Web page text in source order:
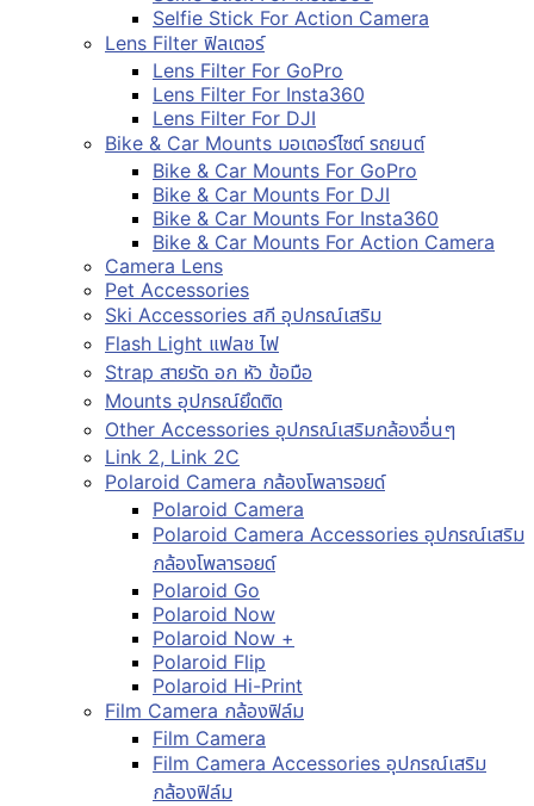
Selfie Stick For Action Camera
Lens Filter ฟิลเตอร์
Lens Filter For GoPro
Lens Filter For Insta360
Lens Filter For DJI
Bike & Car Mounts มอเตอร์ไซต์ รถยนต์
Bike & Car Mounts For GoPro
Bike & Car Mounts For DJI
Bike & Car Mounts For Insta360
Bike & Car Mounts For Action Camera
Camera Lens
Pet Accessories
Ski Accessories สกี อุปกรณ์เสริม
Flash Light แฟลช ไฟ
Strap สายรัด อก หัว ข้อมือ
Mounts อุปกรณ์ยึดติด
Other Accessories อุปกรณ์เสริมกล้องอื่นๆ
Link 2, Link 2C
Polaroid Camera กล้องโพลารอยด์
Polaroid Camera
Polaroid Camera Accessories อุปกรณ์เสริม
กล้องโพลารอยด์
Polaroid Go
Polaroid Now
Polaroid Now +
Polaroid Flip
Polaroid Hi-Print
Film Camera กล้องฟิล์ม
Film Camera
Film Camera Accessories อุปกรณ์เสริม
กล้องฟิล์ม